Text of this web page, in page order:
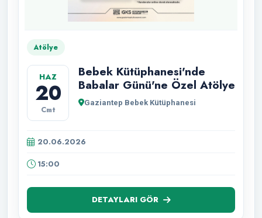
Atölye
HAZ
20
Cmt
Bebek Kütüphanesi'nde
Babalar Günü'ne Özel Atölye
Gaziantep Bebek Kütüphanesi
20.06.2026
15:00
DETAYLARI GÖR